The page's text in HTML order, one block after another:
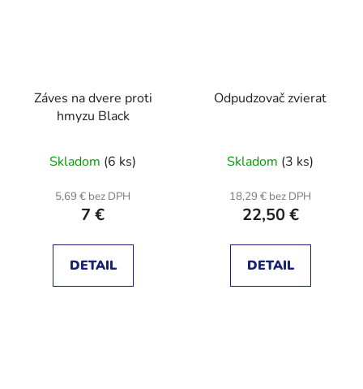
Záves na dvere proti
hmyzu Black
Skladom (6 ks)
5,69 € bez DPH
7 €
DETAIL
Odpudzovač zvierat
Skladom (3 ks)
18,29 € bez DPH
22,50 €
DETAIL